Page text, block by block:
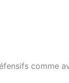
comme